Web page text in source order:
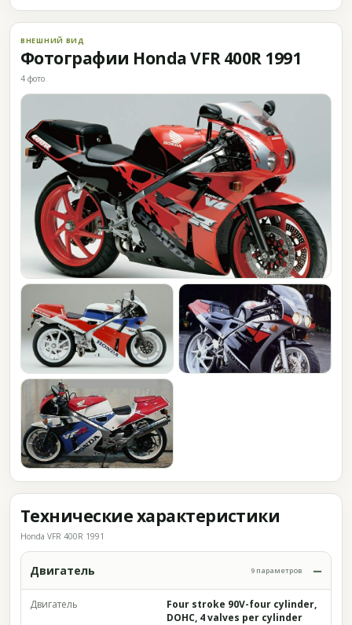
ВНЕШНИЙ ВИД
Фотографии Honda VFR 400R 1991
4 фото
Технические характеристики
Honda VFR 400R 1991
Двигатель 9 параметров
Двигатель
Four stroke 90V-four cylinder,
DOHC, 4 valves per cylinder